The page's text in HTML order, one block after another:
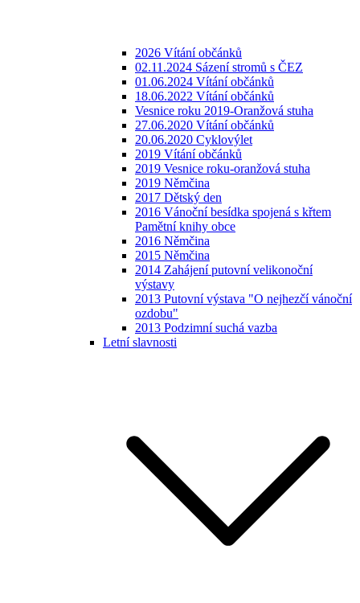
2026 Vítání občánků
02.11.2024 Sázení stromů s ČEZ
01.06.2024 Vítání občánků
18.06.2022 Vítání občánků
Vesnice roku 2019-Oranžová stuha
27.06.2020 Vítání občánků
20.06.2020 Cyklovýlet
2019 Vítání občánků
2019 Vesnice roku-oranžová stuha
2019 Němčina
2017 Dětský den
2016 Vánoční besídka spojená s křtem
Pamětní knihy obce
2016 Němčina
2015 Němčina
2014 Zahájení putovní velikonoční
výstavy
2013 Putovní výstava "O nejhezčí vánoční
ozdobu"
2013 Podzimní suchá vazba
Letní slavnosti